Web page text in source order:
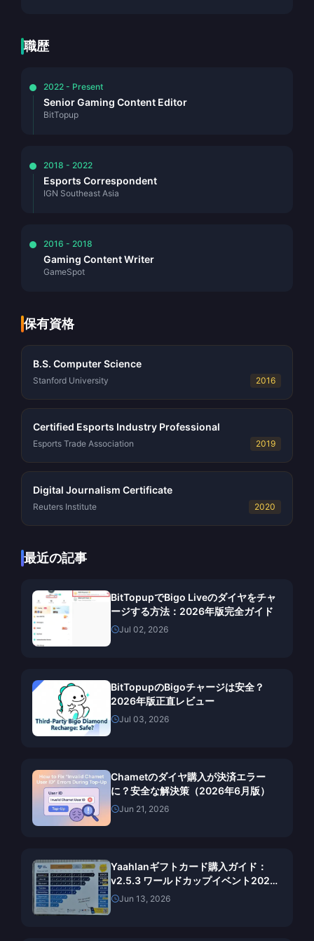
職歴
2022 - Present
Senior Gaming Content Editor
BitTopup
2018 - 2022
Esports Correspondent
IGN Southeast Asia
2016 - 2018
Gaming Content Writer
GameSpot
保有資格
B.S. Computer Science
Stanford University 2016
Certified Esports Industry Professional
Esports Trade Association 2019
Digital Journalism Certificate
Reuters Institute 2020
最近の記事
BitTopupでBigo Liveのダイヤをチャ
ージする方法：2026年版完全ガイド
Jul 02, 2026
BitTopupのBigoチャージは安全？
2026年版正直レビュー
Jul 03, 2026
Chametのダイヤ購入が決済エラー
に？安全な解決策（2026年6月版）
Jun 21, 2026
Yaahlanギフトカード購入ガイド：
v2.5.3 ワールドカップイベント2026
における投資対効果（ROI）の真実
Jun 13, 2026